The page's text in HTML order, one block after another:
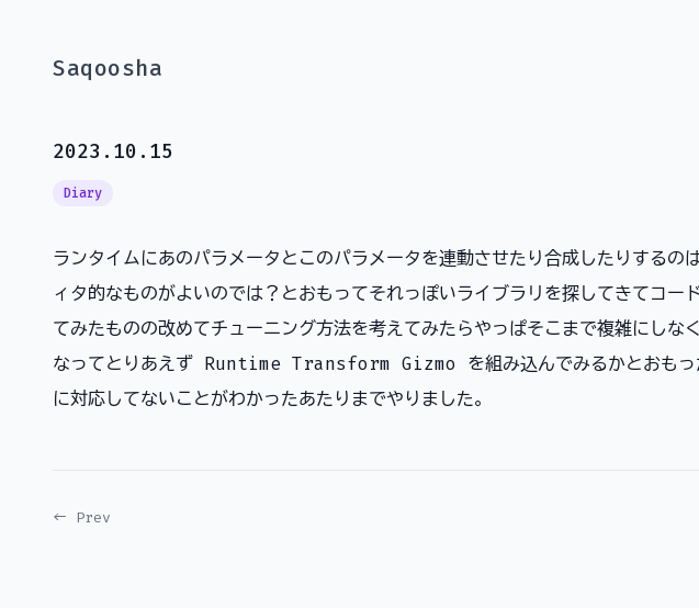
Saqoosha
2023.10.15
Diary
ランタイムにあのパラメータとこのパラメータを連動させたり合成したりするの
ィタ的なものがよいのでは？とおもってそれっぽいライブラリを探してきてコー
てみたものの改めてチューニング方法を考えてみたらやっぱそこまで複雑にしな
なってとりあえず Runtime Transform Gizmo を組み込んでみるかとおもっ
に対応してないことがわかったあたりまでやりました。
← Prev